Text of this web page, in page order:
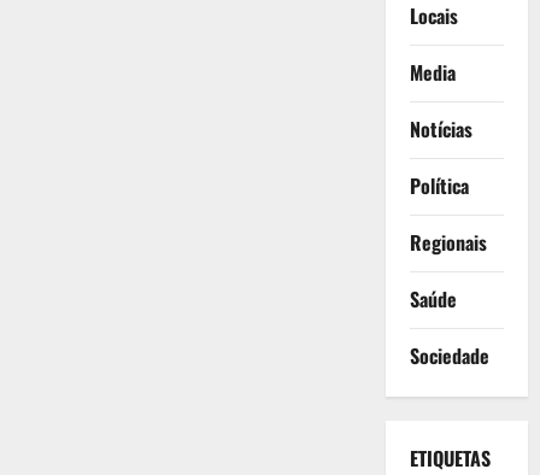
Locais
Media
Notícias
Política
Regionais
Saúde
Sociedade
ETIQUETAS